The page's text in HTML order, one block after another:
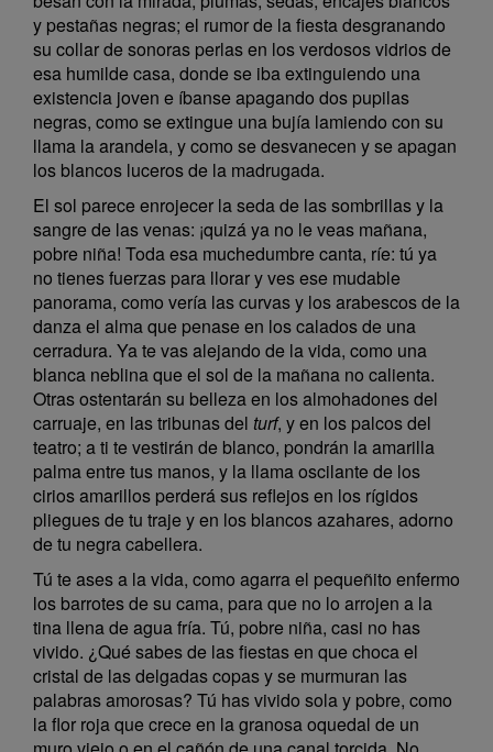
y pestañas negras; el rumor de la fiesta desgranando
su collar de sonoras perlas en los verdosos vidrios de
esa humilde casa, donde se iba extinguiendo una
existencia joven e íbanse apagando dos pupilas
negras, como se extingue una bujía lamiendo con su
llama la arandela, y como se desvanecen y se apagan
los blancos luceros de la madrugada.
El sol parece enrojecer la seda de las sombrillas y la
sangre de las venas: ¡quizá ya no le veas mañana,
pobre niña! Toda esa muchedumbre canta, ríe: tú ya
no tienes fuerzas para llorar y ves ese mudable
panorama, como vería las curvas y los arabescos de la
danza el alma que penase en los calados de una
cerradura. Ya te vas alejando de la vida, como una
blanca neblina que el sol de la mañana no calienta.
Otras ostentarán su belleza en los almohadones del
carruaje, en las tribunas del turf, y en los palcos del
teatro; a ti te vestirán de blanco, pondrán la amarilla
palma entre tus manos, y la llama oscilante de los
cirios amarillos perderá sus reflejos en los rígidos
pliegues de tu traje y en los blancos azahares, adorno
de tu negra cabellera.
Tú te ases a la vida, como agarra el pequeñito enfermo
los barrotes de su cama, para que no lo arrojen a la
tina llena de agua fría. Tú, pobre niña, casi no has
vivido. ¿Qué sabes de las fiestas en que choca el
cristal de las delgadas copas y se murmuran las
palabras amorosas? Tú has vivido sola y pobre, como
la flor roja que crece en la granosa oquedal de un